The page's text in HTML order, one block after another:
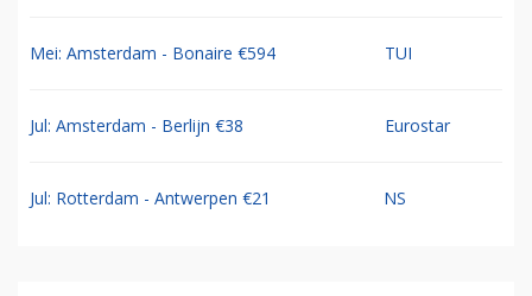
Mei: Amsterdam - Bonaire €594 TUI
Jul: Amsterdam - Berlijn €38 Eurostar
Jul: Rotterdam - Antwerpen €21 NS